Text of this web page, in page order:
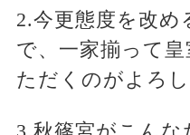
2.今更態度を改
で、一家揃って
ただくのがよろ